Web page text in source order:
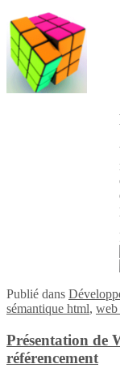
Publié dans
sémantique html, web
Présentation de
référencement